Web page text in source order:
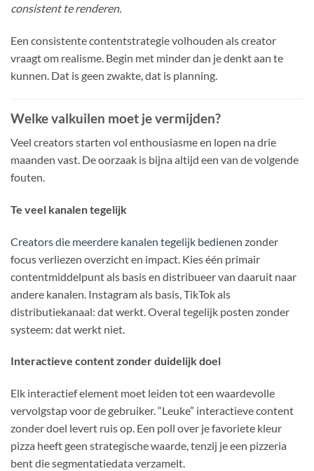
consistent te renderen.
Een consistente contentstrategie volhouden als creator
vraagt om realisme. Begin met minder dan je denkt aan te
kunnen. Dat is geen zwakte, dat is planning.
Welke valkuilen moet je vermijden?
Veel creators starten vol enthousiasme en lopen na drie
maanden vast. De oorzaak is bijna altijd een van de volgende
fouten.
Te veel kanalen tegelijk
Creators die meerdere kanalen tegelijk bedienen zonder
focus verliezen overzicht en impact. Kies één primair
contentmiddelpunt als basis en distribueer van daaruit naar
andere kanalen. Instagram als basis, TikTok als
distributiekanaal: dat werkt. Overal tegelijk posten zonder
systeem: dat werkt niet.
Interactieve content zonder duidelijk doel
Elk interactief element moet leiden tot een waardevolle
vervolgstap voor de gebruiker. “Leuke” interactieve content
zonder doel levert ruis op. Een poll over je favoriete kleur
pizza heeft geen strategische waarde, tenzij je een pizzeria
bent die segmentatiedata verzamelt.